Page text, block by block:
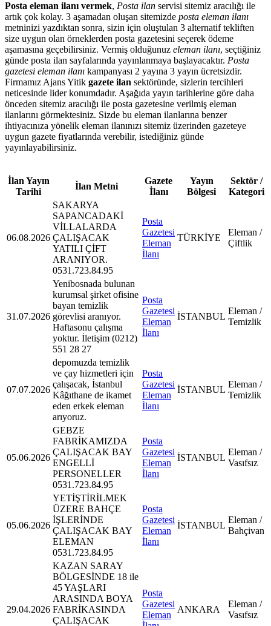
Posta eleman ilanı vermek, Posta ilan servisi sitemiz aracılığı ile
artık çok kolay. 3 aşamadan oluşan sitemizde posta eleman ilanı
metninizi yazdıktan sonra, sizin için oluştulan 3 alternatif tekliften
size uygun olan örneklerden posta gazetesini seçerek ödeme
aşamasına geçebilirsiniz. Vermiş olduğunuz eleman ilanı, seçtiğiniz
günde posta ilan sayfalarında yayınlanmaya başlayacaktır. Posta
gazetesi eleman ilanı kampanyası 2 yayına 3 yayın ücretsizdir.
Firmamız Ajans Yitik gazete ilan sektöründe, sizlerin tercihleri
neticesinde lider konumdadır. Aşağıda yayın tarihlerine göre daha
önceden sitemiz aracılığı ile posta gazetesine verilmiş eleman
ilanlarını görmektesiniz. Sizde bu eleman ilanlarına benzer
ihtiyacınıza yönelik eleman ilanınızı sitemiz üzerinden gazeteye
uygun gazete fiyatlarında verebilir, istediğiniz günde
yayınlayabilirsiniz.
İlan Yayın
Tarihi
İlan Metni
Gazete
İlanı
Yayın
Bölgesi
Sektör /
Kategori
06.08.2026
SAKARYA
SAPANCADAKİ
VİLLALARDA
ÇALIŞACAK
YATILI ÇİFT
ARANIYOR.
0531.723.84.95
Posta
Gazetesi
Eleman
İlanı
TÜRKİYE
Eleman /
Çiftlik
31.07.2026
Yenibosnada bulunan
kurumsal şirket ofisine
bayan temizlik
görevlisi aranıyor.
Haftasonu çalışma
yoktur. İletişim (0212)
551 28 27
Posta
Gazetesi
Eleman
İlanı
İSTANBUL
Eleman /
Temizlik
07.07.2026
depomuzda temizlik
ve çay hizmetleri için
çalışacak, İstanbul
Kâğıthane de ikamet
eden erkek eleman
arıyoruz.
Posta
Gazetesi
Eleman
İlanı
İSTANBUL
Eleman /
Temizlik
05.06.2026
GEBZE
FABRİKAMIZDA
ÇALIŞACAK BAY
ENGELLİ
PERSONELLER
0531.723.84.95
Posta
Gazetesi
Eleman
İlanı
İSTANBUL
Eleman /
Vasıfsız
05.06.2026
YETİŞTİRİLMEK
ÜZERE BAHÇE
İŞLERİNDE
ÇALIŞACAK BAY
ELEMAN
0531.723.84.95
Posta
Gazetesi
Eleman
İlanı
İSTANBUL
Eleman /
Bahçivan
29.04.2026
KAZAN SARAY
BÖLGESİNDE 18 ile
45 YAŞLARI
ARASINDA BOYA
FABRİKASINDA
ÇALIŞACAK
Posta
Gazetesi
Eleman
ANKARA
Eleman /
Vasıfsız